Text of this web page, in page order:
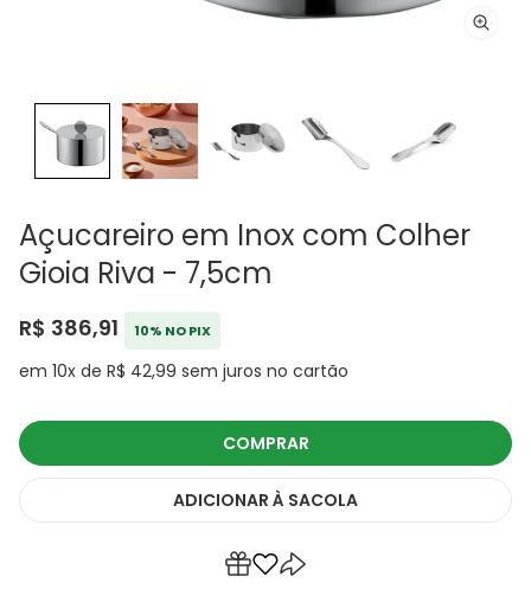
Açucareiro em Inox com Colher
Gioia Riva - 7,5cm
R$ 386,91 10% NO PIX
em 10x de R$ 42,99 sem juros no cartão
COMPRAR
ADICIONAR À SACOLA